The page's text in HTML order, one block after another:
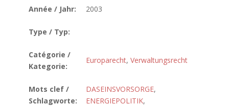
Année / Jahr: 2003
Type / Typ:
Catégorie /
Kategorie:
Europarecht, Verwaltungsrecht
Mots clef /
Schlagworte:
DASEINSVORSORGE,
ENERGIEPOLITIK,